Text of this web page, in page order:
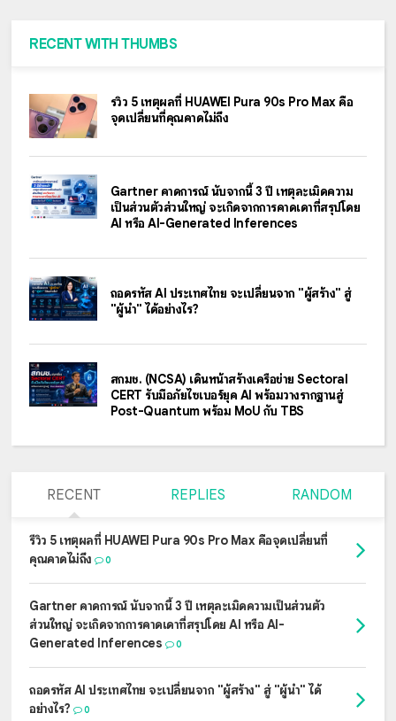
RECENT WITH THUMBS
รีวิว 5 เหตุผลที่ HUAWEI Pura 90s Pro Max คือ
จุดเปลี่ยนที่คุณคาดไม่ถึง
Gartner คาดการณ์ นับจากนี้ 3 ปี เหตุละเมิดความ
เป็นส่วนตัวส่วนใหญ่ จะเกิดจากการคาดเดาที่สรุปโดย
AI หรือ AI-Generated Inferences
ถอดรหัส AI ประเทศไทย จะเปลี่ยนจาก "ผู้สร้าง" สู่
"ผู้นำ" ได้อย่างไร?
สกมช. (NCSA) เดินหน้าสร้างเครือข่าย Sectoral
CERT รับมือภัยไซเบอร์ยุค AI พร้อมวางรากฐานสู่
Post-Quantum พร้อม MoU กับ TBS
RECENT REPLIES RANDOM
รีวิว 5 เหตุผลที่ HUAWEI Pura 90s Pro Max คือจุดเปลี่ยนที่
คุณคาดไม่ถึง
0
Gartner คาดการณ์ นับจากนี้ 3 ปี เหตุละเมิดความเป็นส่วนตัว
ส่วนใหญ่ จะเกิดจากการคาดเดาที่สรุปโดย AI หรือ AI-
Generated Inferences
0
ถอดรหัส AI ประเทศไทย จะเปลี่ยนจาก "ผู้สร้าง" สู่ "ผู้นำ" ได้
อย่างไร?
0